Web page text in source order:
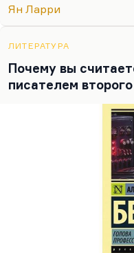
Ян Ларри
ЛИТЕРАТУРА
Почему вы
писателем